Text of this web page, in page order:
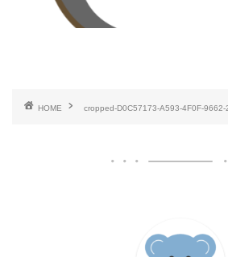
HOME cropped-D0C57173-A593-4F0F-